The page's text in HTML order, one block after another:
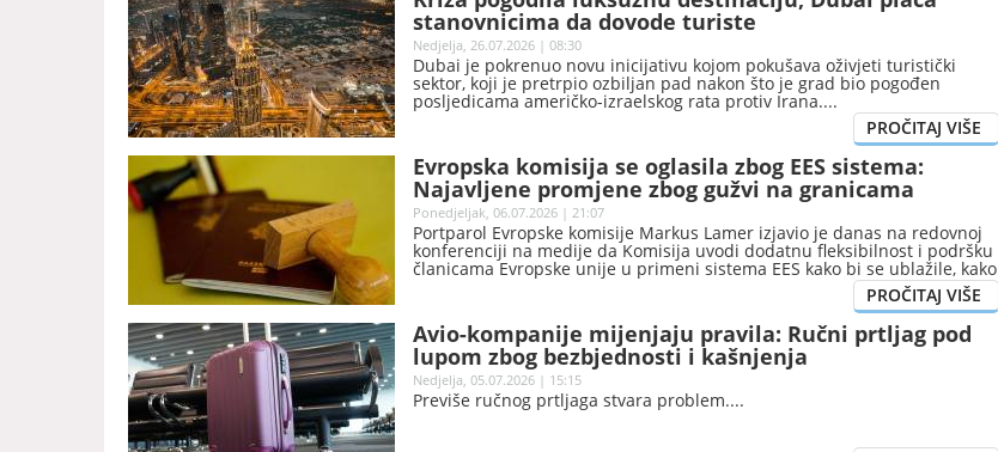
stanovnicima da dovode turiste
Nedjelja, 26.07.2026 | 08:30
Dubai je pokrenuo novu inicijativu kojom pokušava oživjeti turistički
sektor, koji je pretrpio ozbiljan pad nakon što je grad bio pogođen
posljedicama američko-izraelskog rata protiv Irana.
Evropska komisija se oglasila zbog EES sistema:
Najavljene promjene zbog gužvi na granicama
Ponedjeljak, 06.07.2026 | 21:07
Portparol Evropske komisije Markus Lamer izjavio je danas na redovnoj
konferenciji na medije da Komisija uvodi dodatnu fleksibilnost i podršku
članicama Evropske unije u primeni sistema EES kako bi se ublažile, kako
je naveo, privremene gužve na granicama.
Avio-kompanije mijenjaju pravila: Ručni prtljag pod
lupom zbog bezbjednosti i kašnjenja
Nedjelja, 05.07.2026 | 15:15
Previše ručnog prtljaga stvara problem.